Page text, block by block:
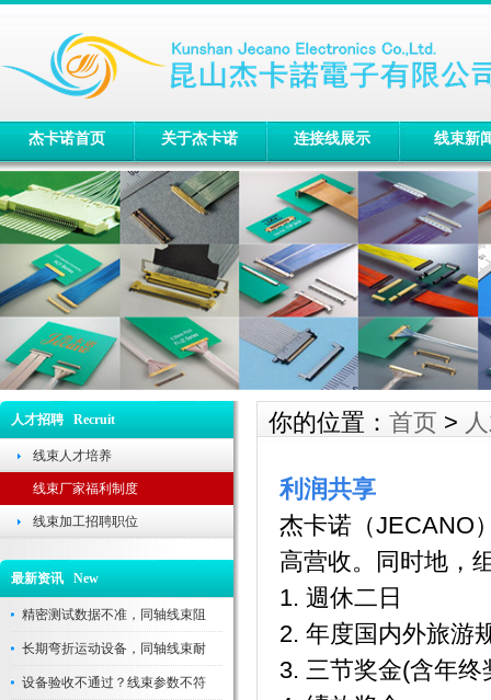
杰卡诺首页 关于杰卡诺 连接线展示 线束新
人才招聘 Recruit
线束人才培养
线束厂家福利制度
线束加工招聘职位
最新资讯 New
精密测试数据不准，同轴线束阻
长期弯折运动设备，同轴线束耐
设备验收不通过？线束参数不符
你的位置： 首页 >
利润共享
杰卡诺（JECANO
高营收。同时地，
1. 週休二日
2. 年度国内外旅游
3. 三节奖金(含年终